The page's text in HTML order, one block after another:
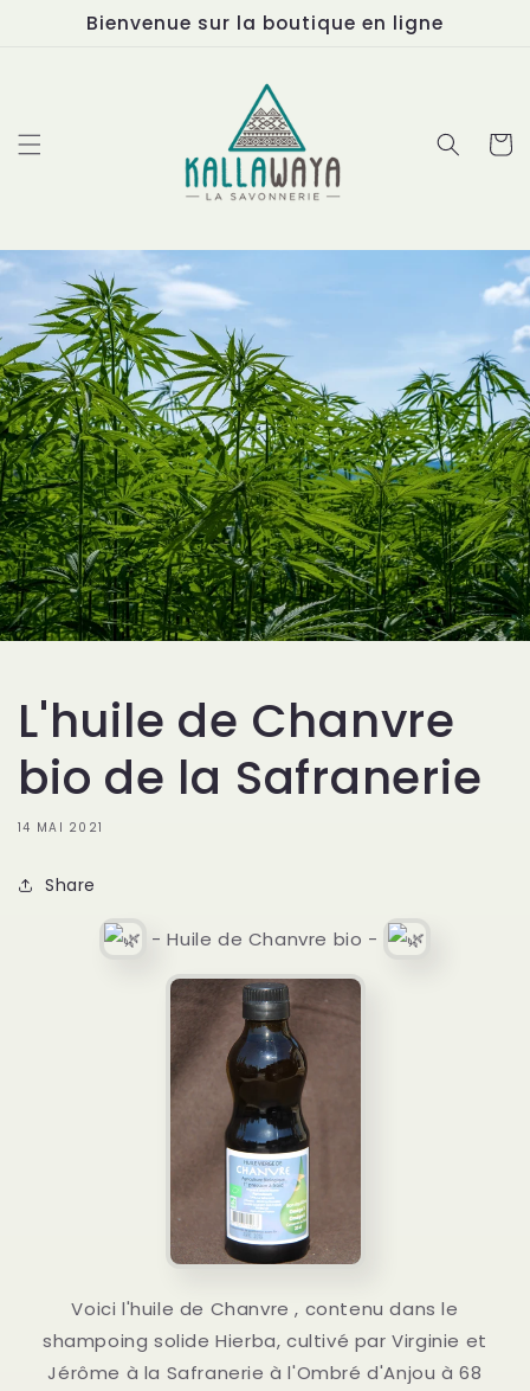
passerBienvenue sur la boutique en ligne
Panier
L'huile de Chanvre
bio de la Safranerie
14 MAI 2021
Share
- Huile de Chanvre bio -
Voici l'huile de Chanvre , contenu dans le
shampoing solide Hierba, cultivé par Virginie et
Jérôme à la Safranerie à l'Ombré d'Anjou à 68